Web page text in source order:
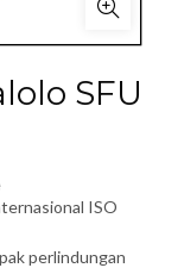
SFU
ISO
perlindungan